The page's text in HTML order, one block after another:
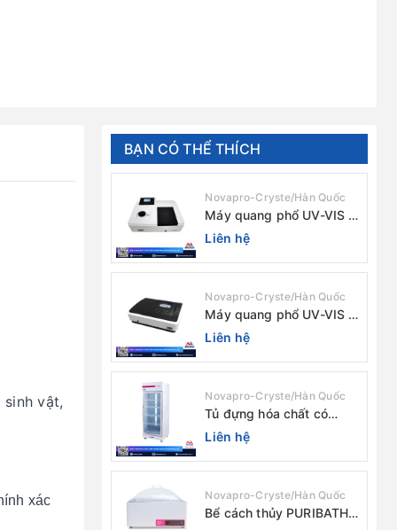
vật,
xác
BẠN CÓ THỂ THÍCH
Novapro-Cryste/Hàn Quốc
Máy quang phổ UV-VIS 1
chùm tia (độ rộng phổ
4nm) E-1000UV / Peak
Liên hệ
Novapro-Cryste/Hàn Quốc
Máy quang phổ UV-VIS 2
chùm tia Model: C-7200 /
Peak
Liên hệ
Novapro-Cryste/Hàn Quốc
Tủ đựng hóa chất có
màng lọc PURICIRCUL
600 AIRTIGHT Novapro-
Cryste/Hàn Quốc
Liên hệ
Novapro-Cryste/Hàn Quốc
Bể cách thủy PURIBATH